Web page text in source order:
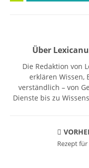
Über
Die Redaktion von
erklären Wissen,
verständlich – von
Dienste bis zu
Rezept